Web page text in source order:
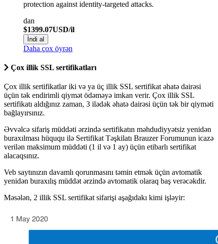
protection against identity-targeted attacks.
dan
$1399.07USD/il
İndi al
Daha çox öyrən
Çox illik SSL sertifikatları
Çox illik sertifikatlar iki və ya üç illik SSL sertifikat əhatə dairəsi
üçün tək endirimli qiymət ödəməyə imkan verir. Çox illik SSL
sertifikatı aldığınız zaman, 3 ilədək əhatə dairəsi üçün tək bir qiyməti
bağlayırsınız.
Əvvəlcə sifariş müddəti ərzində sertifikatın məhdudiyyətsiz yenidən
buraxılması hüququ ilə Sertifikat Təşkilatı Brauzer Forumunun icazə
verilən maksimum müddəti (1 il və 1 ay) üçün etibarlı sertifikat
alacaqsınız.
Veb saytınızın davamlı qorunmasını təmin etmək üçün avtomatik
yenidən buraxılış müddət ərzində avtomatik olaraq baş verəcəkdir.
Məsələn, 2 illik SSL sertifikat sifarişi aşağıdakı kimi işləyir: